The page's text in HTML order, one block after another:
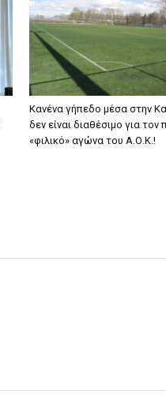
Κανένα γήπεδο μέσα στην
δεν είναι διαθέσιμο για
«φιλικό» αγώνα του Α.Ο.Κ.!